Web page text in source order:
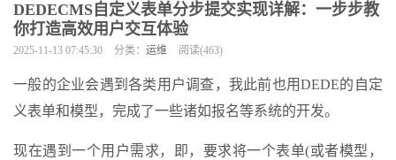
DEDECMS自定义表单分步提交实现详解：一步步教
你打造高效用户交互体验
2025-11-13 07:45:30 分类： 运维 阅读(463)
一般的企业会遇到各类用户调查，我此前也用DEDE的自定
义表单和模型，完成了一些诸如报名等系统的开发。
现在遇到一个用户需求，即，要求将一个表单(或者模型，